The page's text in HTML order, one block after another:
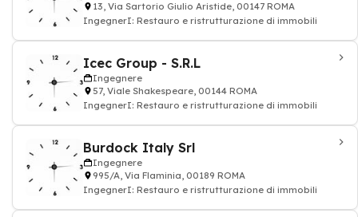
13, Via Sartorio Giulio Aristide, 00147 ROMA
IngegnerI: Restauro e ristrutturazione di immobili
Icec Group - S.R.L
Ingegnere
57, Viale Shakespeare, 00144 ROMA
IngegnerI: Restauro e ristrutturazione di immobili
Burdock Italy Srl
Ingegnere
995/A, Via Flaminia, 00189 ROMA
IngegnerI: Restauro e ristrutturazione di immobili